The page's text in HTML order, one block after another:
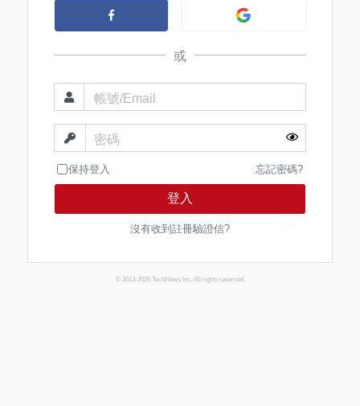
或
帳號/Email
密碼
保持登入 忘記密碼?
登入
沒有收到註冊驗證信?
© 2013-2026 TechNews Inc. All rights reserved.